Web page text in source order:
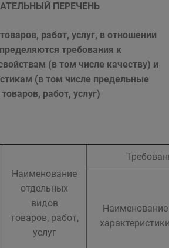
ПЕРЕЧЕНЬ
работ, услуг, в отношении
требования к
(в том числе качеству) и
(в том числе предельные
работ, услуг)
Наименование
отдельных
видов
товаров, работ,
услуг
Наименование